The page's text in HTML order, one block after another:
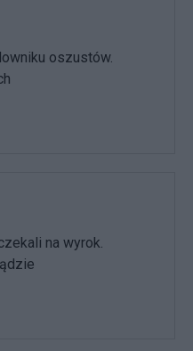
oszustów.
na wyrok.